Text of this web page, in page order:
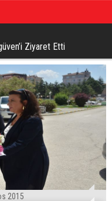
Ziyaret Etti
2015